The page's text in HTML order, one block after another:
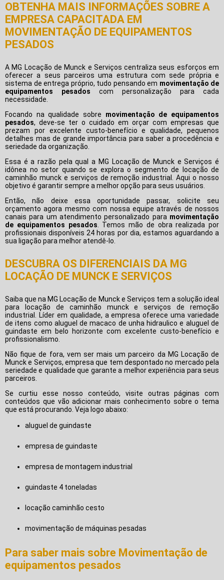
OBTENHA MAIS INFORMAÇÕES SOBRE A
EMPRESA CAPACITADA EM
MOVIMENTAÇÃO DE EQUIPAMENTOS
PESADOS
A MG Locação de Munck e Serviços centraliza seus esforços em
oferecer a seus parceiros uma estrutura com sede própria e
sistema de entrega próprio, tudo pensando em movimentação de
equipamentos pesados com personalização para cada
necessidade.
Focando na qualidade sobre movimentação de equipamentos
pesados, deve-se ter o cuidado em orçar com empresas que
prezam por excelente custo-benefício e qualidade, pequenos
detalhes mas de grande importância para saber a procedência e
seriedade da organização.
Essa é a razão pela qual a MG Locação de Munck e Serviços é
idônea no setor quando se explora o segmento de locação de
caminhão munck e serviços de remoção industrial. Aqui o nosso
objetivo é garantir sempre a melhor opção para seus usuários.
Então, não deixe essa oportunidade passar, solicite seu
orçamento agora mesmo com nossa equipe através de nossos
canais para um atendimento personalizado para movimentação
de equipamentos pesados . Temos mão de obra realizada por
profissionais disponíveis 24 horas por dia, estamos aguardando a
sua ligação para melhor atendê-lo.
DESCUBRA OS DIFERENCIAIS DA MG
LOCAÇÃO DE MUNCK E SERVIÇOS
Saiba que na MG Locação de Munck e Serviços tem a solução ideal
para locação de caminhão munck e serviços de remoção
industrial. Líder em qualidade, a empresa oferece uma variedade
de itens como aluguel de macaco de unha hidraulico e aluguel de
guindaste em belo horizonte com excelente custo-benefício e
profissionalismo.
Não fique de fora, vem ser mais um parceiro da MG Locação de
Munck e Serviços, empresa que tem despontado no mercado pela
seriedade e qualidade que garante a melhor experiência para seus
parceiros.
Se curtiu esse nosso conteúdo, visite outras páginas com
conteúdos que vão adicionar mais conhecimento sobre o tema
que está procurando. Veja logo abaixo:
aluguel de guindaste
empresa de guindaste
empresa de montagem industrial
guindaste 4 toneladas
locação caminhão cesto
movimentação de máquinas pesadas
Para saber mais sobre Movimentação de
equipamentos pesados